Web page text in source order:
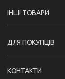
ІНШІ ТОВАРИ
ДЛЯ ПОКУПЦІВ
КОНТАКТИ